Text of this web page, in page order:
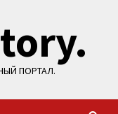
ПОРТАЛ.